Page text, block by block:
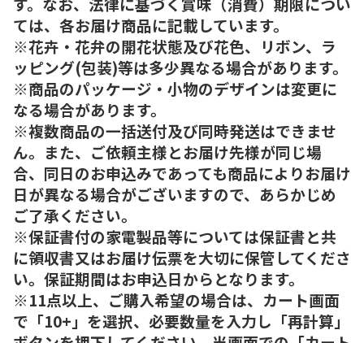
ては、各お届け商品に記載しています。
※花卉・花弁の開花状態及び花色、リボン、ラ
ッピング(包装)等は多少異なる場合があります。
※商品のパッケージ・小物のデザインは変更に
なる場合があります。
※複数商品の一括送付及び同時発送はできませ
ん。また、ご依頼主様とお届け先様が同じ場
合、同日のお申込みであっても商品によりお届け
日が異なる場合がございますので、あらかじめ
ご了承ください。
※保証書付の家電製品等については保証書と共
に領収書又はお届け伝票を大切に保管してくださ
い。保証期間はお申込日からとなります。
※11点以上、ご購入希望の場合は、カート画面
で「10+」を選択、必要数量を入力し「再計算」